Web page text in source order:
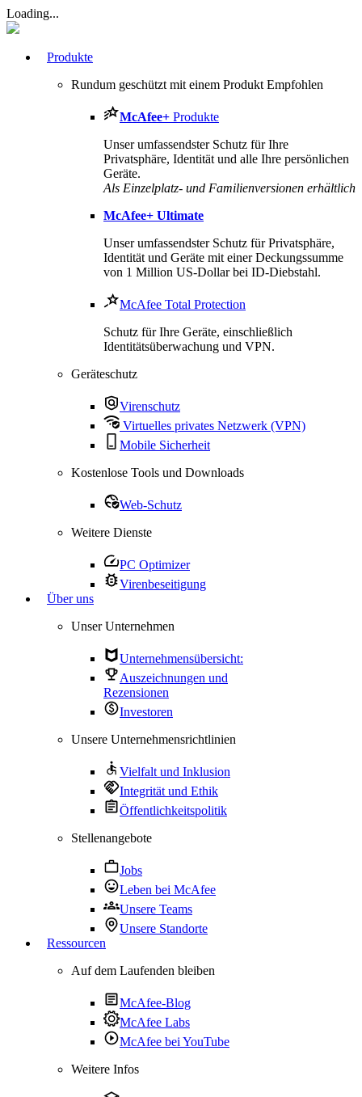
Loading...
Produkte
Rundum geschützt mit einem Produkt Empfohlen
McAfee+ Produkte
Unser umfassendster Schutz für Ihre
Privatsphäre, Identität und alle Ihre persönlichen
Geräte.
Als Einzelplatz- und Familienversionen erhältlich
McAfee+ Ultimate
Unser umfassendster Schutz für Privatsphäre,
Identität und Geräte mit einer Deckungssumme
von 1 Million US-Dollar bei ID-Diebstahl.
McAfee Total Protection
Schutz für Ihre Geräte, einschließlich
Identitätsüberwachung und VPN.
Geräteschutz
Virenschutz
Virtuelles privates Netzwerk (VPN)
Mobile Sicherheit
Kostenlose Tools und Downloads
Web-Schutz
Weitere Dienste
PC Optimizer
Virenbeseitigung
Über uns
Unser Unternehmen
Unternehmensübersicht:
Auszeichnungen und
Rezensionen
Investoren
Unsere Unternehmensrichtlinien
Vielfalt und Inklusion
Integrität und Ethik
Öffentlichkeitspolitik
Stellenangebote
Jobs
Leben bei McAfee
Unsere Teams
Unsere Standorte
Ressourcen
Auf dem Laufenden bleiben
McAfee-Blog
McAfee Labs
McAfee bei YouTube
Weitere Infos